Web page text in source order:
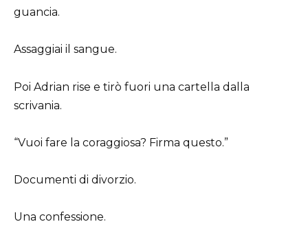
guancia.
Assaggiai il sangue.
Poi Adrian rise e tirò fuori una cartella dalla
scrivania.
“Vuoi fare la coraggiosa? Firma questo.”
Documenti di divorzio.
Una confessione.